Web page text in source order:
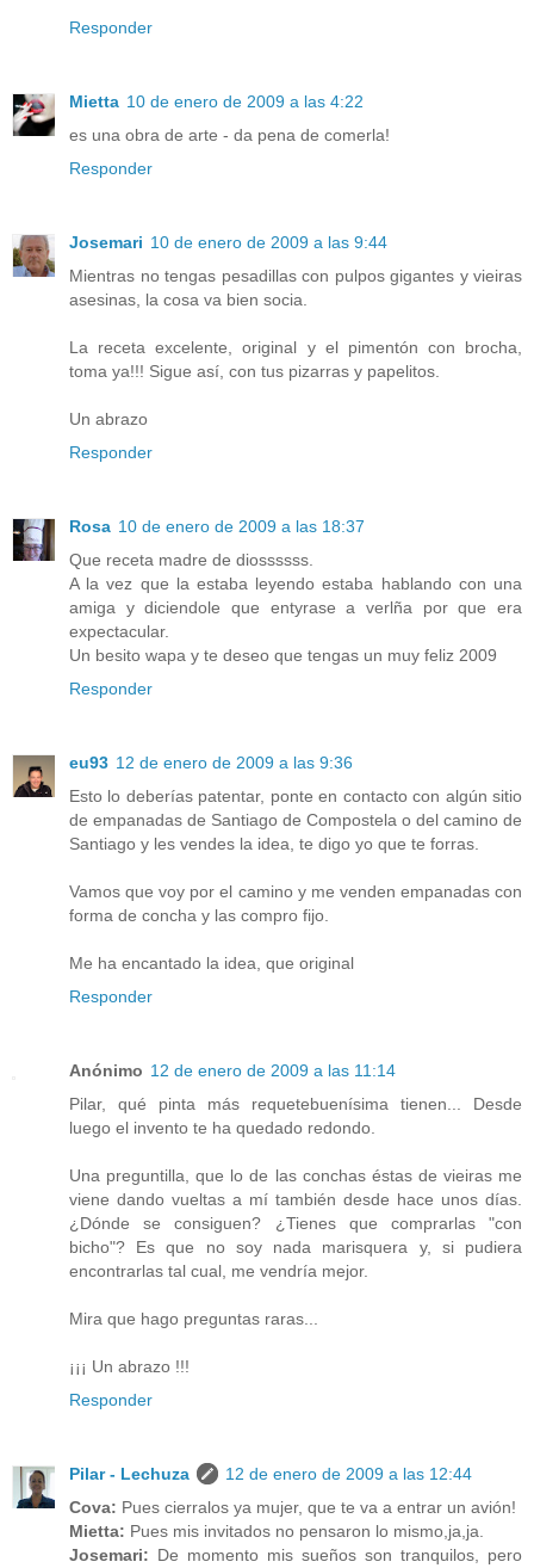
Responder
Mietta 10 de enero de 2009 a las 4:22
es una obra de arte - da pena de comerla!
Responder
Josemari 10 de enero de 2009 a las 9:44
Mientras no tengas pesadillas con pulpos gigantes y vieiras
asesinas, la cosa va bien socia.
La receta excelente, original y el pimentón con brocha,
toma ya!!! Sigue así, con tus pizarras y papelitos.
Un abrazo
Responder
Rosa 10 de enero de 2009 a las 18:37
Que receta madre de diossssss.
A la vez que la estaba leyendo estaba hablando con una
amiga y diciendole que entyrase a verlña por que era
expectacular.
Un besito wapa y te deseo que tengas un muy feliz 2009
Responder
eu93 12 de enero de 2009 a las 9:36
Esto lo deberías patentar, ponte en contacto con algún sitio
de empanadas de Santiago de Compostela o del camino de
Santiago y les vendes la idea, te digo yo que te forras.
Vamos que voy por el camino y me venden empanadas con
forma de concha y las compro fijo.
Me ha encantado la idea, que original
Responder
Anónimo 12 de enero de 2009 a las 11:14
Pilar, qué pinta más requetebuenísima tienen... Desde
luego el invento te ha quedado redondo.
Una preguntilla, que lo de las conchas éstas de vieiras me
viene dando vueltas a mí también desde hace unos días.
¿Dónde se consiguen? ¿Tienes que comprarlas "con
bicho"? Es que no soy nada marisquera y, si pudiera
encontrarlas tal cual, me vendría mejor.
Mira que hago preguntas raras...
¡¡¡ Un abrazo !!!
Responder
Pilar - Lechuza
12 de enero de 2009 a las 12:44
Cova: Pues cierralos ya mujer, que te va a entrar un avión!
Mietta: Pues mis invitados no pensaron lo mismo,ja,ja.
Josemari: De momento mis sueños son tranquilos, pero